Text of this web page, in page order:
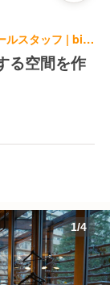
バル・バー, カフェ | レストランサービス・ホールスタッフ | bills 二子玉川
る空間を作
1/4